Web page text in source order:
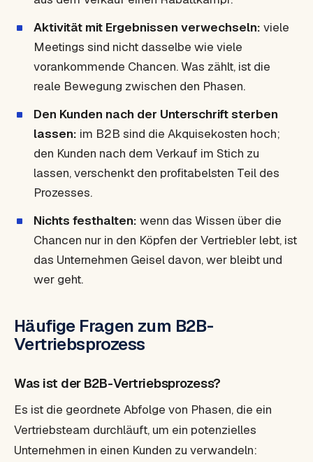
Aktivität mit Ergebnissen verwechseln: viele
Meetings sind nicht dasselbe wie viele
vorankommende Chancen. Was zählt, ist die
reale Bewegung zwischen den Phasen.
Den Kunden nach der Unterschrift sterben
lassen: im B2B sind die Akquisekosten hoch;
den Kunden nach dem Verkauf im Stich zu
lassen, verschenkt den profitabelsten Teil des
Prozesses.
Nichts festhalten: wenn das Wissen über die
Chancen nur in den Köpfen der Vertriebler lebt, ist
das Unternehmen Geisel davon, wer bleibt und
wer geht.
Häufige Fragen zum B2B-
Vertriebsprozess
Was ist der B2B-Vertriebsprozess?
Es ist die geordnete Abfolge von Phasen, die ein
Vertriebsteam durchläuft, um ein potenzielles
Unternehmen in einen Kunden zu verwandeln: